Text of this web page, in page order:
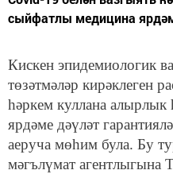
сыйфатлы медицина
Кискен эпидемиологик
төзәтмәләр кирәклеген
һәркем куллана
ярдәме дәүләт
аеруча мөһим була. Бу
мәгълүмат агентлыгына